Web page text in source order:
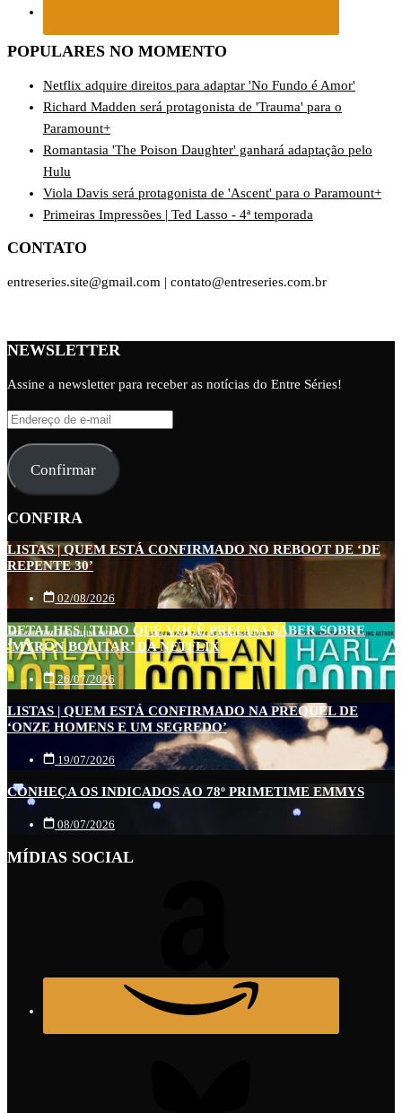
POPULARES NO MOMENTO
Netflix adquire direitos para adaptar 'No Fundo é Amor'
Richard Madden será protagonista de 'Trauma' para o
Paramount+
Romantasia 'The Poison Daughter' ganhará adaptação pelo
Hulu
Viola Davis será protagonista de 'Ascent' para o Paramount+
Primeiras Impressões | Ted Lasso - 4ª temporada
CONTATO
entreseries.site@gmail.com | contato@entreseries.com.br
NEWSLETTER
Assine a newsletter para receber as notícias do Entre Séries!
Endereço
e-
mail
Confirmar
CONFIRA
LISTAS | QUEM ESTÁ CONFIRMADO NO REBOOT DE ‘DE
REPENTE 30’
02/08/2026
DETALHES | TUDO QUE VOCÊ PRECISA SABER SOBRE
‘MYRON BOLITAR’ DA NETFLIX
26/07/2026
LISTAS | QUEM ESTÁ CONFIRMADO NA PREQUEL DE
‘ONZE HOMENS E UM SEGREDO’
19/07/2026
CONHEÇA OS INDICADOS AO 78º PRIMETIME EMMYS
08/07/2026
MÍDIAS SOCIAL